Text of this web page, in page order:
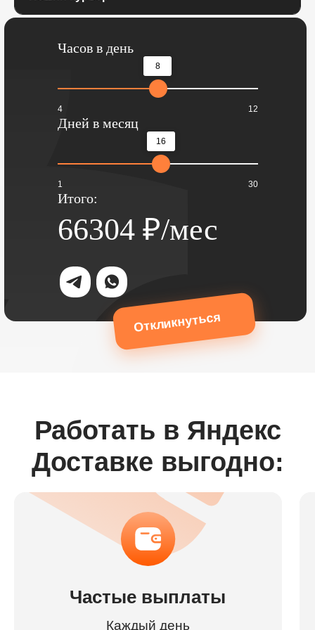
Часов в день
8
4 12
Дней в месяц
16
1 30
Итого:
66304 ₽/мес
Откликнуться
Работать в Яндекс
Доставке выгодно:
Частые выплаты
Каждый день